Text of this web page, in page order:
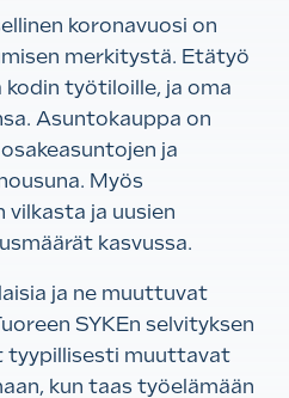
koronavuosi on
merkitystä. Etätyö
työtiloille, ja oma
Asuntokauppa on
ja
Myös
vilkasta ja uusien
kasvussa.
ja ne muuttuvat
SYKEn selvityksen
tyypillisesti muuttavat
kun taas työelämään